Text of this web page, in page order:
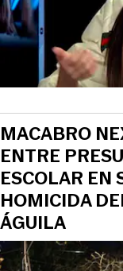
MACABRO
ENTRE
ESCOLAR EN
HOMICIDA
ÁGUILA